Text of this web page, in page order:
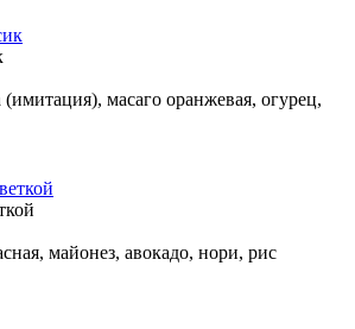
масаго оранжевая, огурец,
майонез, авокадо, нори, рис